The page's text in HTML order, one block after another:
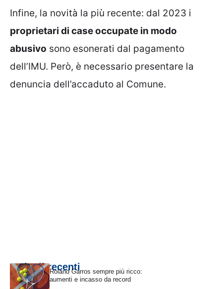
Infine, la novità la più recente: dal 2023 i
proprietari di case occupate in modo
abusivo sono esonerati dal pagamento
dell’IMU. Però, è necessario presentare la
denuncia dell’accaduto al Comune.
Articoli recentiRoland Garros sempre più ricco:
aumenti e incasso da record